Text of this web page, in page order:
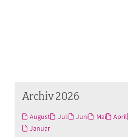
Archiv 2026
August Juli Juni Mai April
Januar